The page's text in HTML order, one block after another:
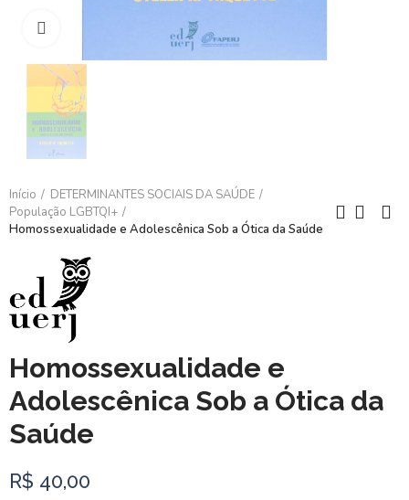
Início
DETERMINANTES SOCIAIS DA SAÚDE
População LGBTQI+
Homossexualidade e Adolescênica Sob a Ótica da Saúde
Homossexualidade e
Adolescênica Sob a Ótica da
Saúde
R$ 40,00